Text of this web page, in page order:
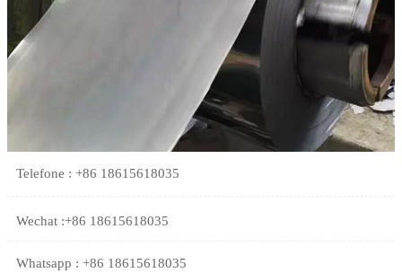
Telefone : +86 18615618035
Wechat :+86 18615618035
Whatsapp : +86 18615618035